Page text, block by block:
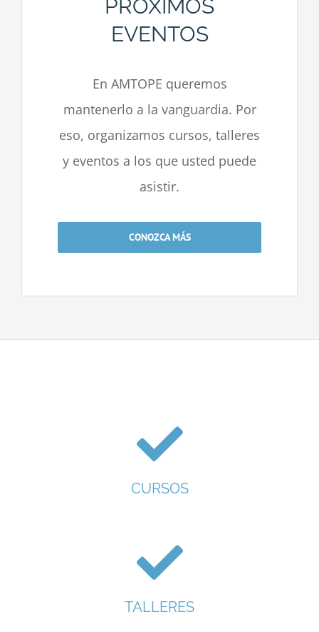
PRÓXIMOS
EVENTOS
En AMTOPE queremos
mantenerlo a la vanguardia. Por
eso, organizamos cursos, talleres
y eventos a los que usted puede
asistir.
CONOZCA MÁS
CURSOS
TALLERES